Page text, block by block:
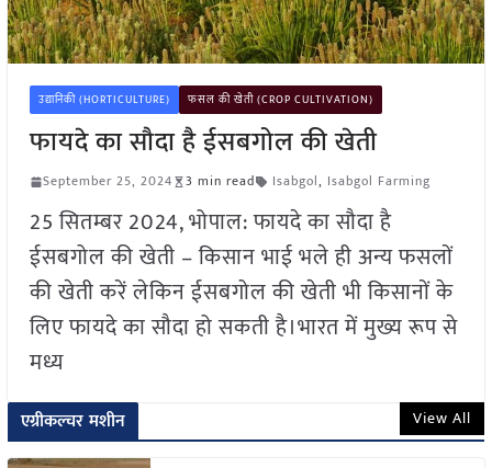
उद्यानिकी (HORTICULTURE) फसल की खेती (CROP CULTIVATION)
फायदे का सौदा है ईसबगोल की खेती
September 25, 2024 3 min read Isabgol, Isabgol Farming
25 सितम्बर 2024, भोपाल: फायदे का सौदा है
ईसबगोल की खेती – किसान भाई भले ही अन्य फसलों
की खेती करें लेकिन ईसबगोल की खेती भी किसानों के
लिए फायदे का सौदा हो सकती है।भारत में मुख्य रूप से
मध्य
एग्रीकल्चर मशीन View All